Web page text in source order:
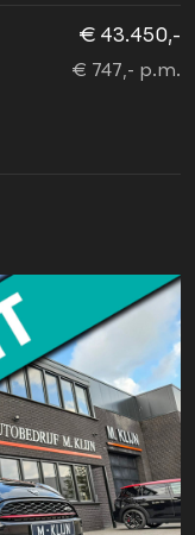
€ 43.450,-
€ 747,- p.m.